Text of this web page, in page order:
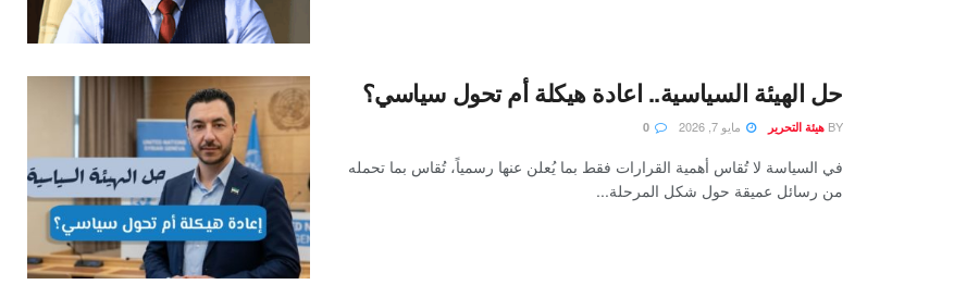
حل الهيئة السياسية.. اعادة هيكلة أم تحول سياسي؟
BY هيئة التحرير مايو 7, 2026
في السياسة لا تُقاس أهمية القرارات فقط بما يُعلن عنها رسمياً، تُقاس بما تحمله
من رسائل عميقة حول شكل المرحلة...